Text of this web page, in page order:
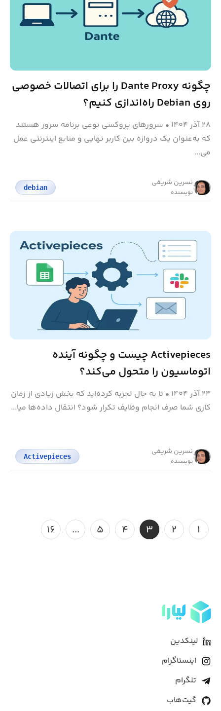
چگونه Dante Proxy را برای اتصالات خصوصی
روی Debian راه‌اندازی کنیم؟
۲۸ آذر ۱۴۰۴ • سرورهای پروکسی نوعی برنامه سرور هستند
که به‌عنوان یک دروازه بین کاربر نهایی و منابع اینترنتی عمل
می‌...
نسرین شریفی
نویسنده
debian
Activepieces چیست و چگونه آینده
اتوماسیون را متحول می‌کند؟
۲۴ آذر ۱۴۰۴ • تا به حال تجربه کرده‌اید که بخش زیادی از زمان
کاری شما صرف انجام وظایف تکرار شود؟ انتقال داده‌ها میا...
نسرین شریفی
نویسنده
Activepieces
۱ ۲ ۳ ۴ ۵ ... ۱۶
لینکدین
اینستاگرام
تلگرام
گیت‌هاب